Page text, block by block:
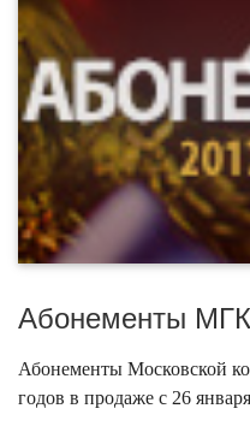
Абонементы МГК
Абонементы Московской
годов в продаже с 26